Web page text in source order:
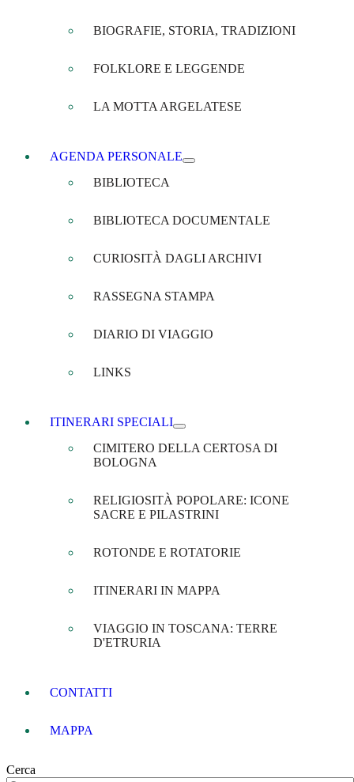
BIOGRAFIE, STORIA, TRADIZIONI
FOLKLORE E LEGGENDE
LA MOTTA ARGELATESE
AGENDA PERSONALE
BIBLIOTECA
BIBLIOTECA DOCUMENTALE
CURIOSITÀ DAGLI ARCHIVI
RASSEGNA STAMPA
DIARIO DI VIAGGIO
LINKS
ITINERARI SPECIALI
CIMITERO DELLA CERTOSA DI
BOLOGNA
RELIGIOSITÀ POPOLARE: ICONE
SACRE E PILASTRINI
ROTONDE E ROTATORIE
ITINERARI IN MAPPA
VIAGGIO IN TOSCANA: TERRE
D'ETRURIA
CONTATTI
MAPPA
Cerca